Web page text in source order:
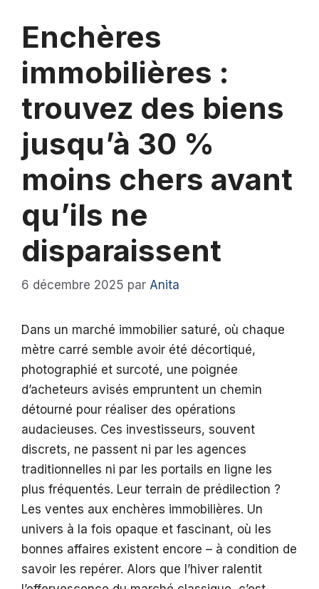
Enchères
immobilières :
trouvez des biens
jusqu’à 30 %
moins chers avant
qu’ils ne
disparaissent
6 décembre 2025 par Anita
Dans un marché immobilier saturé, où chaque
mètre carré semble avoir été décortiqué,
photographié et surcoté, une poignée
d’acheteurs avisés empruntent un chemin
détourné pour réaliser des opérations
audacieuses. Ces investisseurs, souvent
discrets, ne passent ni par les agences
traditionnelles ni par les portails en ligne les
plus fréquentés. Leur terrain de prédilection ?
Les ventes aux enchères immobilières. Un
univers à la fois opaque et fascinant, où les
bonnes affaires existent encore – à condition de
savoir les repérer. Alors que l’hiver ralentit